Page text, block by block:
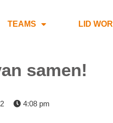
TEAMS LID
samen!
4:08 pm